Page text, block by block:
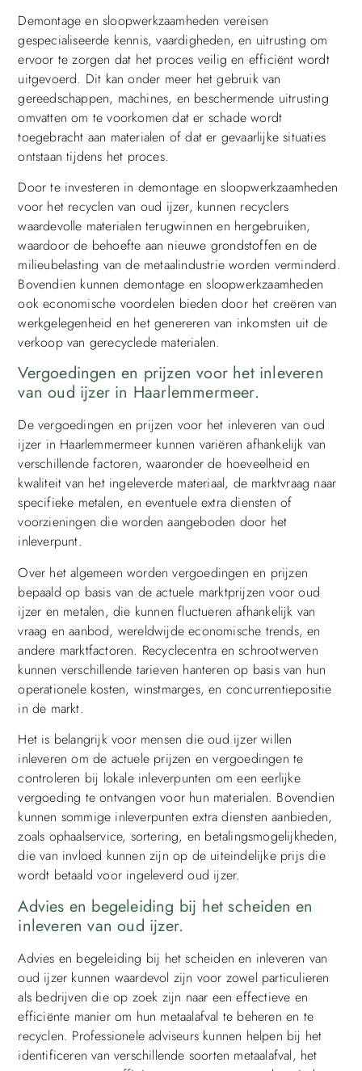
Demontage en sloopwerkzaamheden vereisen
gespecialiseerde kennis, vaardigheden, en uitrusting om
ervoor te zorgen dat het proces veilig en efficiënt wordt
uitgevoerd. Dit kan onder meer het gebruik van
gereedschappen, machines, en beschermende uitrusting
omvatten om te voorkomen dat er schade wordt
toegebracht aan materialen of dat er gevaarlijke situaties
ontstaan tijdens het proces.
Door te investeren in demontage en sloopwerkzaamheden
voor het recyclen van oud ijzer, kunnen recyclers
waardevolle materialen terugwinnen en hergebruiken,
waardoor de behoefte aan nieuwe grondstoffen en de
milieubelasting van de metaalindustrie worden verminderd.
Bovendien kunnen demontage en sloopwerkzaamheden
ook economische voordelen bieden door het creëren van
werkgelegenheid en het genereren van inkomsten uit de
verkoop van gerecyclede materialen.
Vergoedingen en prijzen voor het inleveren
van oud ijzer in Haarlemmermeer.
De vergoedingen en prijzen voor het inleveren van oud
ijzer in Haarlemmermeer kunnen variëren afhankelijk van
verschillende factoren, waaronder de hoeveelheid en
kwaliteit van het ingeleverde materiaal, de marktvraag naar
specifieke metalen, en eventuele extra diensten of
voorzieningen die worden aangeboden door het
inleverpunt.
Over het algemeen worden vergoedingen en prijzen
bepaald op basis van de actuele marktprijzen voor oud
ijzer en metalen, die kunnen fluctueren afhankelijk van
vraag en aanbod, wereldwijde economische trends, en
andere marktfactoren. Recyclecentra en schrootwerven
kunnen verschillende tarieven hanteren op basis van hun
operationele kosten, winstmarges, en concurrentiepositie
in de markt.
Het is belangrijk voor mensen die oud ijzer willen
inleveren om de actuele prijzen en vergoedingen te
controleren bij lokale inleverpunten om een eerlijke
vergoeding te ontvangen voor hun materialen. Bovendien
kunnen sommige inleverpunten extra diensten aanbieden,
zoals ophaalservice, sortering, en betalingsmogelijkheden,
die van invloed kunnen zijn op de uiteindelijke prijs die
wordt betaald voor ingeleverd oud ijzer.
Advies en begeleiding bij het scheiden en
inleveren van oud ijzer.
Advies en begeleiding bij het scheiden en inleveren van
oud ijzer kunnen waardevol zijn voor zowel particulieren
als bedrijven die op zoek zijn naar een effectieve en
efficiënte manier om hun metaalafval te beheren en te
recyclen. Professionele adviseurs kunnen helpen bij het
identificeren van verschillende soorten metaalafval, het